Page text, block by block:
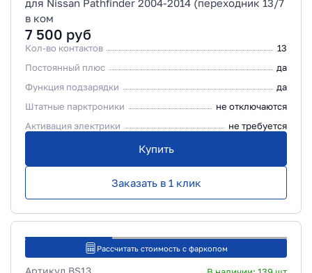
для Nissan Pathfinder 2004-2014 (переходник 13/7
в ком
7 500 руб
Кол-во контактов
13
Постоянный плюс
да
Функция подзарядки
да
Штатные парктроники
не отключаются
Активация электрики
не требуется
Купить
Заказать в 1 клик
Рассчитать стоимость с фаркопом
Артикул BS13